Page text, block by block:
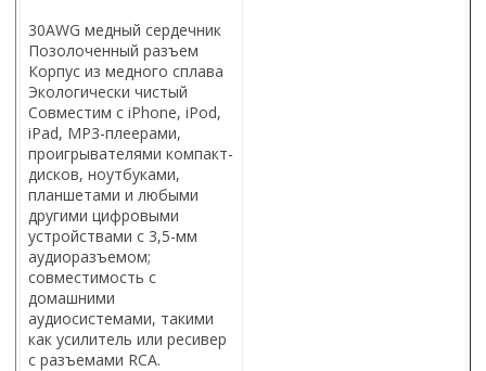
30AWG медный сердечник
Позолоченный разъем
Корпус из медного сплава
Экологически чистый
Совместим с iPhone, iPod,
iPad, MP3-плеерами,
проигрывателями компакт-
дисков, ноутбуками,
планшетами и любыми
другими цифровыми
устройствами с 3,5-мм
аудиоразъемом;
совместимость с
домашними
аудиосистемами, такими
как усилитель или ресивер
с разъемами RCA.